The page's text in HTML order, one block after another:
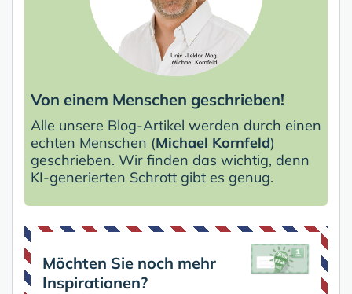
Von einem Menschen geschrieben!
Alle unsere Blog-Artikel werden durch einen
echten Menschen (Michael Kornfeld)
geschrieben. Wir finden das wichtig, denn
KI-generierten Schrott gibt es genug.
Möchten Sie noch mehr
Inspirationen?